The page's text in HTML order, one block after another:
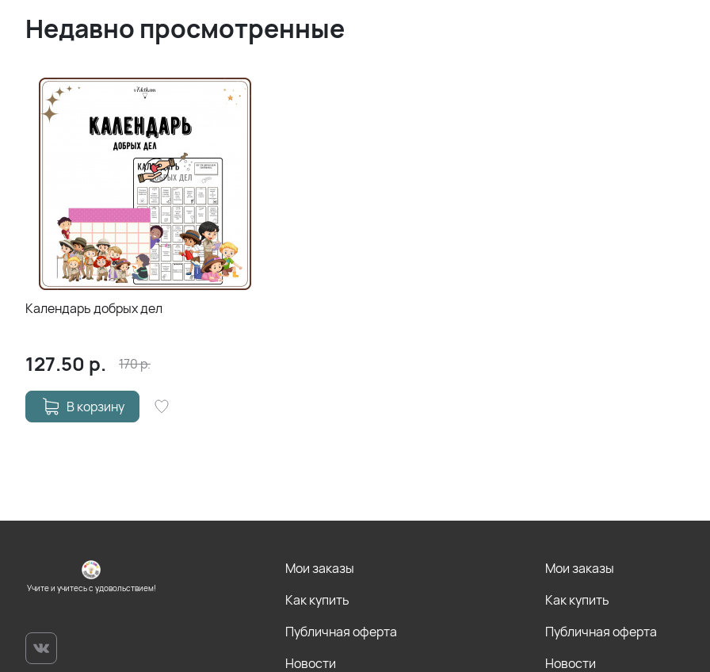
Недавно просмотренные
Календарь добрых дел
127.50 р. 170р.
В корзину
Учите и учитесь с удовольствием!
Мои заказы
Как купить
Публичная оферта
Новости
Мои заказы
Как купить
Публичная оферта
Новости